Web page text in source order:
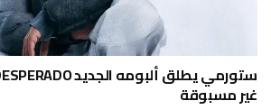
غير مسبوقة